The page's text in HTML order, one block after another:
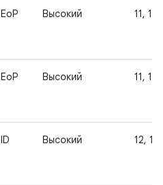
EoP Высокий 11,
EoP Высокий 11,
ID Высокий 12,